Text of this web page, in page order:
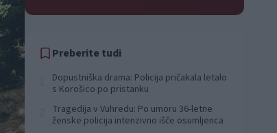
Preberite tudi
Dopustniška drama: Policija pričakala letalo
s Korošico po pristanku
Tragedija v Vuhredu: Po umoru 36-letne
ženske policija intenzivno išče osumljenca